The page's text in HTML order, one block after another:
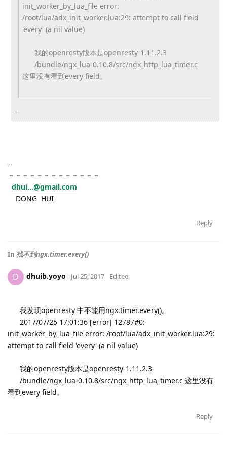
init_worker_by_lua_file error:
/root/lua/adx_init_worker.lua:29: attempt to call field
'every' (a nil value)
我的openresty版本是openresty-1.11.2.3
/bundle/ngx_lua-0.10.8/src/ngx _http_lua_timer.c
这里没有看到every field。
--
--
－－－－－－－－－－－－－
dhui...@gmail.com
DONG HUI
Reply
In 找不到ngx.timer.every()
D dhuib.yoyo Jul 25, 2017 Edited
我发现openresty 中不能用ngx.timer.every()。
2017/07/25 17:01:36 [error] 12787#0:
init_worker_by_lua_file error: /root/lua/adx_init_worker.lua:29:
attempt to call field 'every' (a nil value)
我的openresty版本是openresty-1.11.2.3
/bundle/ngx_lua-0.10.8/src/ngx_http_lua_timer.c 这里没有
看到every field。
Reply